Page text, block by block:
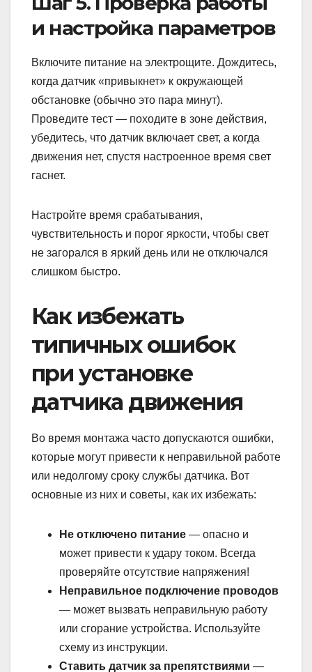
и настройка параметров
Включите питание на электрощите. Дождитесь,
когда датчик «привыкнет» к окружающей
обстановке (обычно это пара минут).
Проведите тест — походите в зоне действия,
убедитесь, что датчик включает свет, а когда
движения нет, спустя настроенное время свет
гаснет.
Настройте время срабатывания,
чувствительность и порог яркости, чтобы свет
не загорался в яркий день или не отключался
слишком быстро.
Как избежать
типичных ошибок
при установке
датчика движения
Во время монтажа часто допускаются ошибки,
которые могут привести к неправильной работе
или недолгому сроку службы датчика. Вот
основные из них и советы, как их избежать:
Не отключено питание — опасно и
может привести к удару током. Всегда
проверяйте отсутствие напряжения!
Неправильное подключение проводов
— может вызвать неправильную работу
или сгорание устройства. Используйте
схему из инструкции.
Ставить датчик за препятствиями —